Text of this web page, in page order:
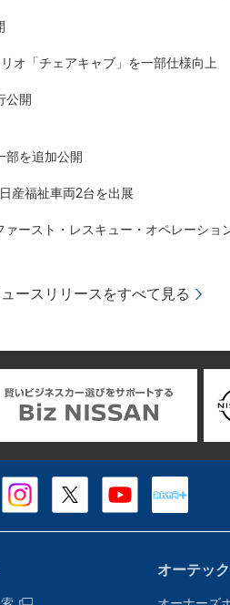
オ「チェアキャブ」を一部仕様向上
公開
部を追加公開
産福祉車両2台を出展
ァースト・レスキュー・オペレーショ
ースリリースをすべて見る
オーテッ